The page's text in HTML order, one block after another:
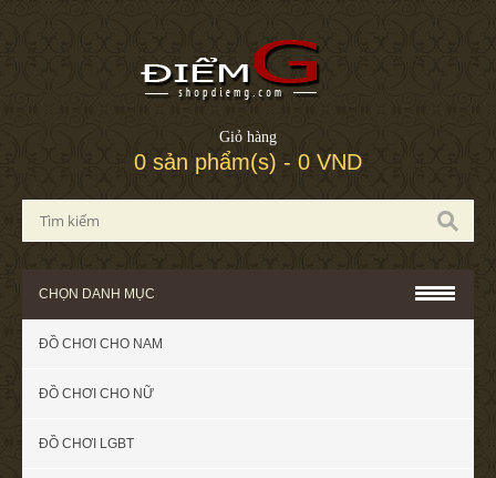
Giỏ hàng
0 sản phẩm(s) - 0 VND
CHỌN DANH MỤC
ĐỒ CHƠI CHO NAM
ĐỒ CHƠI CHO NỮ
ĐỒ CHƠI LGBT